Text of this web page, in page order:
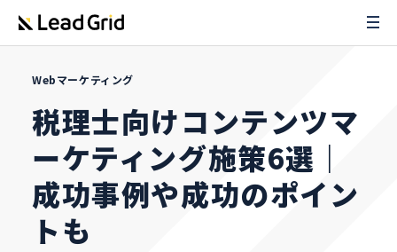
Webマーケティング
税理士向けコンテンツマ
ーケティング施策6選｜
成功事例や成功のポイン
トも